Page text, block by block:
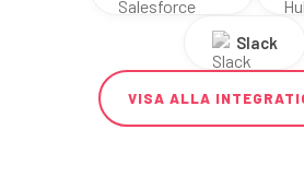
Slack
VISA ALLA